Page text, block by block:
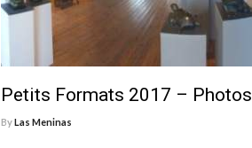
Petits Formats 2017 – Photos
ByLas Meninas